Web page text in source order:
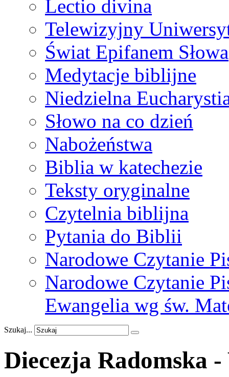
Lectio divina
Telewizyjny
Świat Epifanem Słowa
Medytacje biblijne
Niedzielna
Słowo na co dzień
Nabożeństwa
Biblia w katechezie
Teksty oryginalne
Czytelnia biblijna
Pytania do Biblii
Narodowe Czytanie
Narodowe Czytanie
Ewangelia wg św.
Szukaj...
Diecezja Radomska